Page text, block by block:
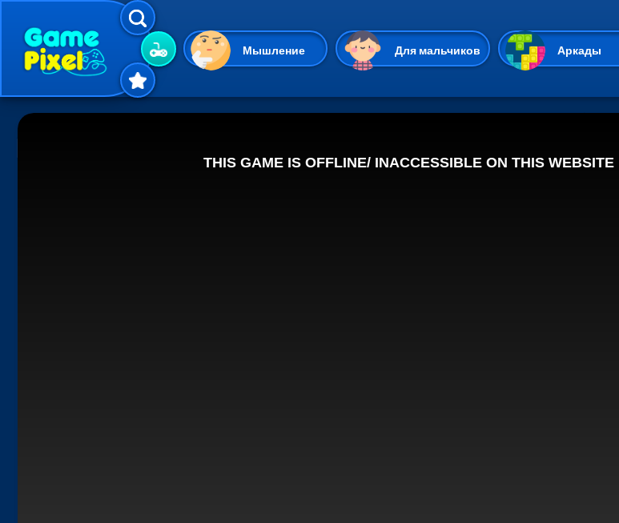
Мышление Для мальчиков Аркады
Гиперказуальные Казуальные Веселые